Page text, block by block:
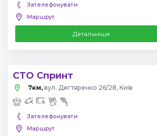
Зателефонувати
Маршрут
Детальніше
СТО Спринт
7км, вул. Дегтяренко 26/28, Київ
Зателефонувати
Маршрут